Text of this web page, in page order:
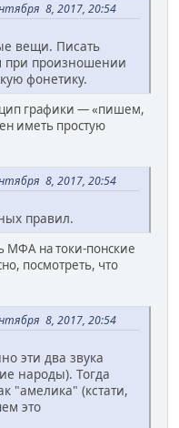
8, 2017, 20:54
вещи. Писать
при произношении
фонетику.
графики — «пишем,
иметь простую
8, 2017, 20:54
правил.
МФА на токи-понские
посмотреть, что
8, 2017, 20:54
эти два звука
народы). Тогда
"амелика" (кстати,
это